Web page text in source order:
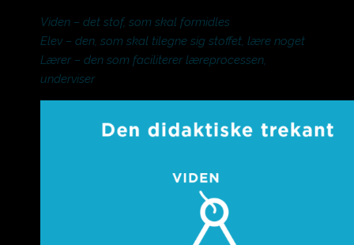
Viden – det stof, som skal formidles
Elev – den, som skal tilegne sig stoffet, lære noget
Lærer – den som faciliterer læreprocessen,
underviser